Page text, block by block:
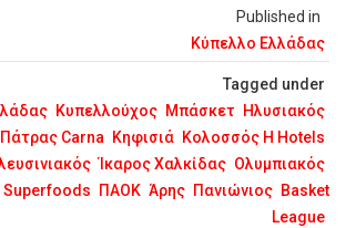
Published in
Κύπελλο Ελλάδας
Tagged under
Κυπελλούχος Μπάσκετ Ηλυσιακός
Carna
Κηφισιά Κολοσσός H Hotels
Ίκαρος Χαλκίδας Ολυμπιακός
Superfoods
ΠΑΟΚ Άρης Πανιώνιος Basket
League